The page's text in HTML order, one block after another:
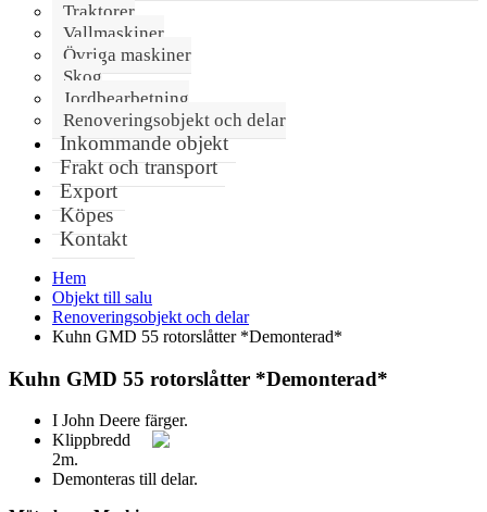
Traktorer
Vallmaskiner
Övriga maskiner
Skog
Jordbearbetning
Renoveringsobjekt och delar
Inkommande objekt
Frakt och transport
Export
Köpes
Kontakt
Hem
Objekt till salu
Renoveringsobjekt och delar
Kuhn GMD 55 rotorslåtter *Demonterad*
Kuhn GMD 55 rotorslåtter *Demonterad*
I John Deere färger.
Klippbredd
2m.
Demonteras till delar.